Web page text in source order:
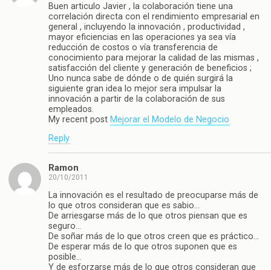
Buen articulo Javier , la colaboración tiene una
correlación directa con el rendimiento empresarial en
general , incluyendo la innovación , productividad ,
mayor eficiencias en las operaciones ya sea vía
reducción de costos o vía transferencia de
conocimiento para mejorar la calidad de las mismas ,
satisfacción del cliente y generación de beneficios ;
Uno nunca sabe de dónde o de quién surgirá la
siguiente gran idea lo mejor sera impulsar la
innovación a partir de la colaboración de sus
empleados.
My recent post Mejorar el Modelo de Negocio
Reply
Ramon
20/10/2011
La innovación es el resultado de preocuparse más de
lo que otros consideran que es sabio…
De arriesgarse más de lo que otros piensan que es
seguro…
De soñar más de lo que otros creen que es práctico…
De esperar más de lo que otros suponen que es
posible…
Y de esforzarse más de lo que otros consideran que